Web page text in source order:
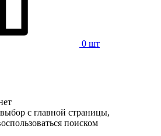
0 шт
с главной страницы,
поиском